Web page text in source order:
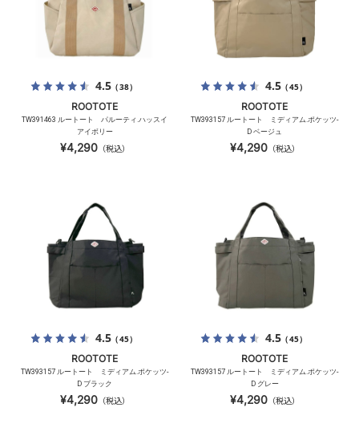
4.5（38）
ROOTOTE
TW391463 ルートート パルーティ.ハッスイ
アイボリー
¥4,290（税込）
4.5（45）
ROOTOTE
TW393157 ルートート ミディアム.ポケッツ-
D ベージュ
¥4,290（税込）
4.5（45）
ROOTOTE
TW393157 ルートート ミディアム.ポケッツ-
D ブラック
¥4,290（税込）
4.5（45）
ROOTOTE
TW393157 ルートート ミディアム.ポケッツ-
D グレー
¥4,290（税込）